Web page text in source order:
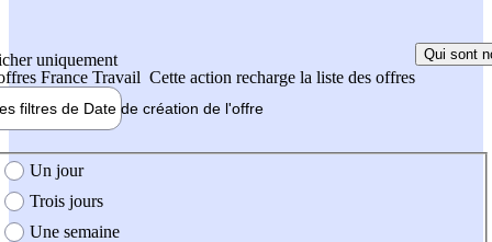
uniquement
France Travail Cette action recharge la liste des offres
Qui sont
filtres de Date de création de l'offre
création de l'offre
Un jour
Trois jours
Une semaine